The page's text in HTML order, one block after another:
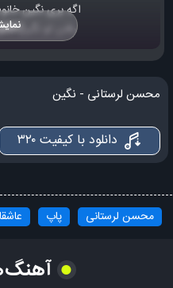
اگه بری نگین
رفتن تو نگین
کی مثل من دوست
اگه یه لحظه تب
تا صبح برات خواب
بدیم چی بود نگین
اگه بری نگین
می بینی دیوونه
محسن لرستانی - نگین
دانلود با کیفیت ۳۲۰
محسن لرستانی پاپ